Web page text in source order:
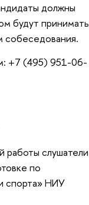
должны
будут принимать
собеседования.
+7 (495) 951-06-
работы слушатели
по
спорта» НИУ